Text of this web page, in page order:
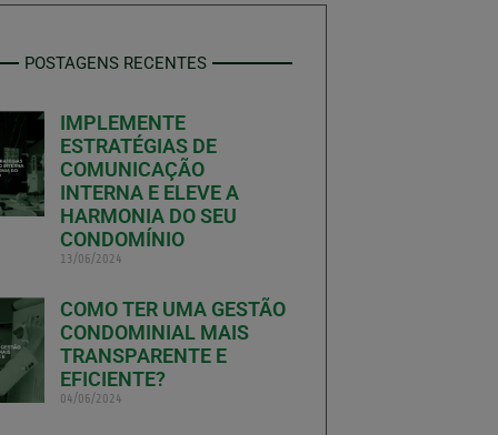
POSTAGENS RECENTES
IMPLEMENTE
ESTRATÉGIAS DE
COMUNICAÇÃO
INTERNA E ELEVE A
HARMONIA DO SEU
CONDOMÍNIO
13/06/2024
COMO TER UMA GESTÃO
CONDOMINIAL MAIS
TRANSPARENTE E
EFICIENTE?
04/06/2024